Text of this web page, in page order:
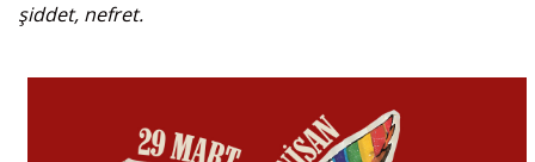
şiddet, nefret.